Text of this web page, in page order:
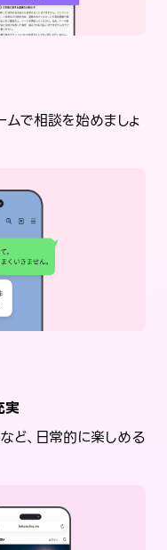
ムで相談を始めましょ
実
ど、日常的に楽しめる